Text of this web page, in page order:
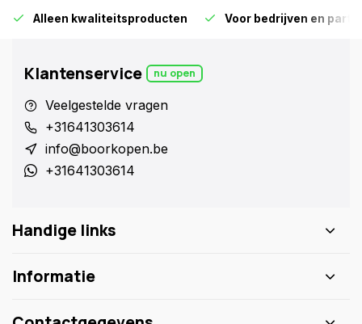
Alleen kwaliteitsproducten Voor bedrijven en
Klantenservice nu open
Veelgestelde vragen
+31641303614
info@boorkopen.be
+31641303614
Handige links
Informatie